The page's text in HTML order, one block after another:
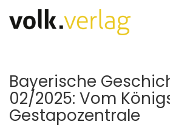
Bayerische
02/2025: Vom
Gestapozentrale